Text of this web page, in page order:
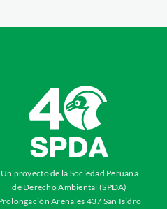
Un proyecto de la Sociedad Peruana
de Derecho Ambiental (SPDA)
Arenales 437 San Isidro